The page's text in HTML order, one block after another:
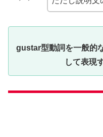
gustar型動詞を一般的
して表現